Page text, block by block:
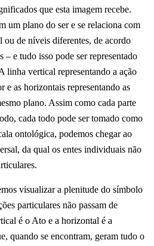
que esta imagem recebe.
um plano do ser e se relaciona com
ou de níveis diferentes, de acordo
– e tudo isso pode ser representado
linha vertical representando a ação
e as horizontais representando as
plano. Assim como cada parte
cada todo pode ser tomado como
ontológica, podemos chegar ao
da qual os entes individuais não
visualizar a plenitude do símbolo
particulares não passam de
é o Ato e a horizontal é a
quando se encontram, geram tudo o